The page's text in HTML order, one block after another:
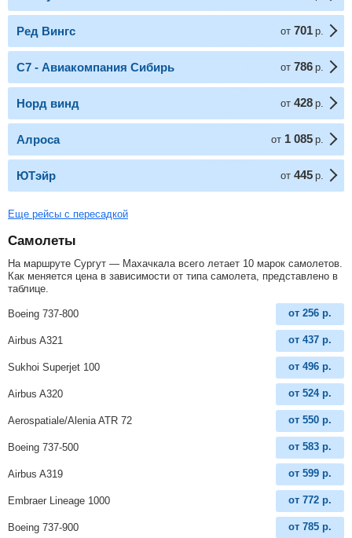
Ред Вингс от 701 р.
С7 - Авиакомпания Сибирь от 786 р.
Норд винд от 428 р.
Алроса от 1 085 р.
ЮТэйр от 445 р.
Еще рейсы с пересадкой
Самолеты
На маршруте Сургут — Махачкала всего летает 10 марок самолетов.
Как меняется цена в зависимости от типа самолета, представлено в
таблице.
Boeing 737-800 от 256 р.
Airbus A321 от 437 р.
Sukhoi Superjet 100 от 496 р.
Airbus A320 от 524 р.
Aerospatiale/Alenia ATR 72 от 550 р.
Boeing 737-500 от 583 р.
Airbus A319 от 599 р.
Embraer Lineage 1000 от 772 р.
Boeing 737-900 от 785 р.